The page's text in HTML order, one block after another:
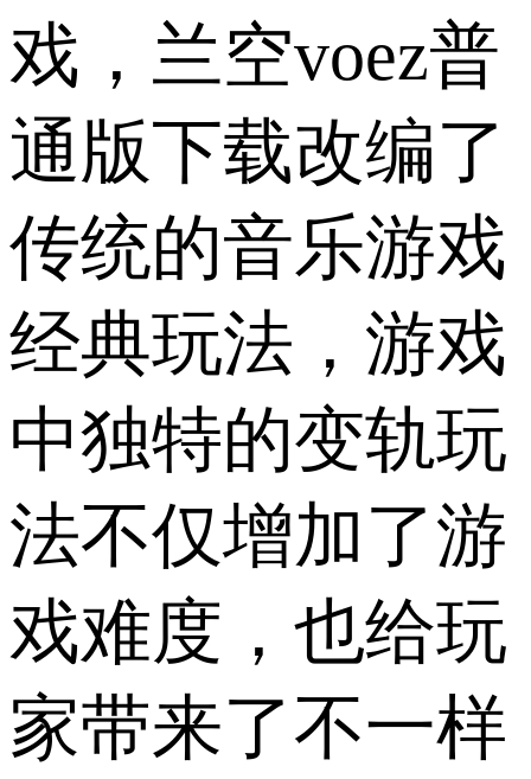
戏，兰空voez普
通版下载改编了
传统的音乐游戏
经典玩法，游戏
中独特的变轨玩
法不仅增加了游
戏难度，也给玩
家带来了不一样